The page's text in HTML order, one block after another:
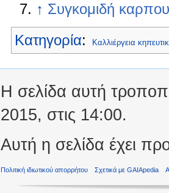
↑ Συγκομιδή
Κατηγορία: Καλλιέργεια
Η σελίδα αυτή
2015, στις 14:00.
Αυτή η σελίδα έχει
Πολιτική ιδιωτικού απορρήτου Σχετικά με GAIApedia